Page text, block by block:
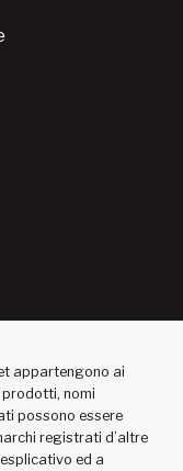
appartengono ai
nomi
possono essere
registrati d’altre
ed a